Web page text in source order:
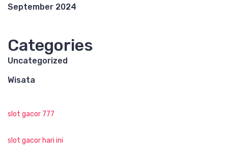
September 2024
Categories
Uncategorized
Wisata
slot gacor 777
slot gacor hari ini